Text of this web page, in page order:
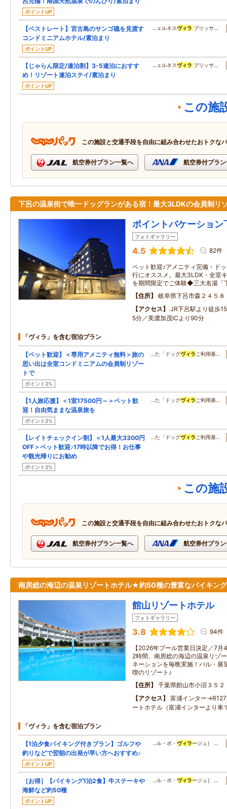
ポイントUP
【ベストレート】宮古島のサンゴ礁を見渡す
コンドミニアムホテル/素泊まり
ポイントUP
…ェルネス ヴィラ ブリッサ…
【じゃらん限定/連泊割】3-5連泊におすす
め！リゾート連泊ステイ/素泊まり
ポイントUP
…ェルネス ヴィラ ブリッサ…
この施
この施設と交通手段を自由に組み合わせたおトクな
航空券付プラン一覧へ 航空券付プラ
下呂の温泉街で唯一ドッグランがある宿！最大3LDKの会員制リ
ポイントバケーション
フォトギャラリー
4.5 82件
ペット歓迎♪アメニティ完備・ド
行にオススメ。最大3LDK・全室
を期間限定でご体験◆三大名湯
住所
岐阜県下呂市森２４５８
アクセス
JR下呂駅より徒歩
5分／美濃加茂ICより90分
「ヴィラ」を含む宿泊プラン
【ペット歓迎】＜専用アメニティ無料＞旅の
思い出は全室コンドミニアムの会員制リゾー
トで
ポイント2%
…た「ドッグヴィラ ご利用基…
【1人旅応援】＜1室17500円～＞ペット歓
迎！自由気ままな温泉旅を
ポイント2%
…た「ドッグヴィラ ご利用基…
【レイトチェックイン割】＜1人最大3300円
OFF＞ペット歓迎♪17時以降でお得！お仕事
や観光帰りにお勧め
ポイント2%
…た「ドッグヴィラ ご利用基…
この施
この施設と交通手段を自由に組み合わせたおトクな
航空券付プラン一覧へ 航空券付プラ
南房総の海辺の温泉リゾートホテル★約50種の豊富なバイキン
館山リゾートホテル
フォトギャラリー
3.8 94件
【2026年プール営業日決定／7
2時間、南房総の海辺の温泉リゾ
ネーションを毎晩実施！バル・展
喫のリゾート♪
住所
千葉県館山市小沼３５２
アクセス
富浦インター
ートホテル（富浦インターより車
「ヴィラ」を含む宿泊プラン
【1泊夕食バイキング付きプラン】ゴルフや
釣りなどで翌朝の出発が早い方へおすすめ♪
ポイントUP
…ル・ボ・ ヴィラージュ］ …
［お得］【バイキング1泊2食】牛ステーキや
海鮮など約50種
ポイントUP
…ル・ボ・ ヴィラージュ］ …